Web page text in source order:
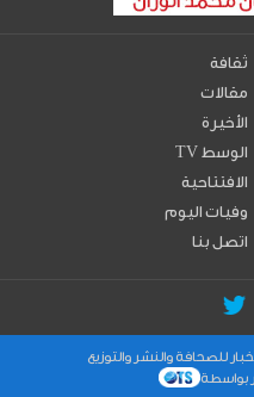
ثقافة
مقالات
الأخيرة
TV الوسط
الافتتاحية
وفيات اليوم
اتصل بنا
للصحافة والنشر والتوزيع
بواسطة